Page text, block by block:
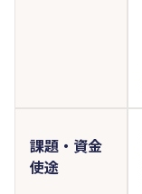
課題・資金
使途